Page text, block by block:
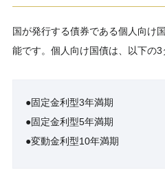
国が発行する債券である個人向け
能です。個人向け国債は、以下の3
●固定金利型3年満期
●固定金利型5年満期
●変動金利型10年満期